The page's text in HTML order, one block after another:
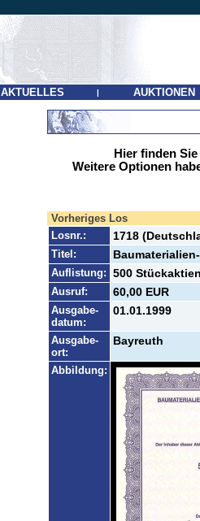
AKTUELLES | AUKTIONEN
Hier finden
Weitere Optionen
Vorheriges Los
Losnr.:
1718
Titel:
Auflistung: 500
Ausruf: 60,00 EUR
Ausgabe-
datum:
01.01.1999
Ausgabe-
ort:
Bayreuth
Abbildung: